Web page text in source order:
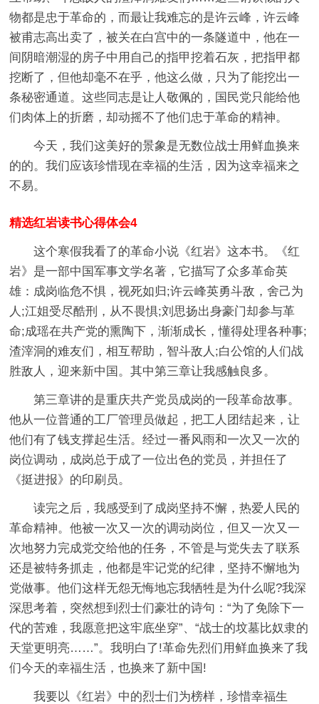
物都是忠于革命的，而最让我难忘的是许云峰，许云峰
被甫志高出卖了，被关在白宫中的一条隧道中，他在一
间阴暗潮湿的房子中用自己的指甲挖着石灰，把指甲都
挖断了，但他却毫不在乎，他这么做，只为了能挖出一
条秘密通道。这些同志是让人敬佩的，国民党只能给他
们肉体上的折磨，却动摇不了他们忠于革命的精神。
今天，我们这美好的景象是无数位战士用鲜血换来
的的。我们应该珍惜现在幸福的生活，因为这幸福来之
不易。
精选红岩读书心得体会4
这个寒假我看了的革命小说《红岩》这本书。《红
岩》是一部中国军事文学名著，它描写了众多革命英
雄：成岗临危不惧，视死如归;许云峰英勇斗敌，舍己为
人;江姐受尽酷刑，从不畏惧;刘思扬出身豪门却参与革
命;成瑶在共产党的熏陶下，渐渐成长，懂得处理各种事;
渣滓洞的难友们，相互帮助，智斗敌人;白公馆的人们战
胜敌人，迎来新中国。其中第三章让我感触良多。
第三章讲的是重庆共产党员成岗的一段革命故事。
他从一位普通的工厂管理员做起，把工人团结起来，让
他们有了钱支撑起生活。经过一番风雨和一次又一次的
岗位调动，成岗总于成了一位出色的党员，并担任了
《挺进报》的印刷员。
读完之后，我感受到了成岗坚持不懈，热爱人民的
革命精神。他被一次又一次的调动岗位，但又一次又一
次地努力完成党交给他的任务，不管是与党失去了联系
还是被特务抓走，他都是牢记党的纪律，坚持不懈地为
党做事。他们这样无怨无悔地忘我牺牲是为什么呢?我深
深思考着，突然想到烈士们豪壮的诗句：“为了免除下一
代的苦难，我愿意把这牢底坐穿”、“战士的坟墓比奴隶的
天堂更明亮……”。我明白了!革命先烈们用鲜血换来了我
们今天的幸福生活，也换来了新中国!
我要以《红岩》中的烈士们为榜样，珍惜幸福生